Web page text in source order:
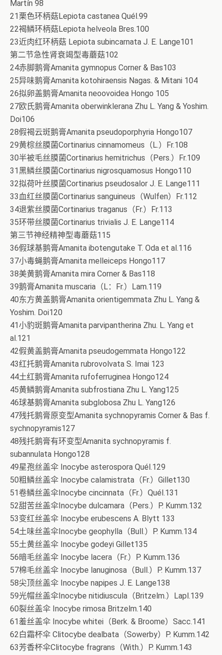
Martín 98
21栗色环柄菇Lepiota castanea Quél.99
22褐鳞环柄菇Lepiota helveola Bres.100
23近肉红环柄菇 Lepiota subincarnata J. E. Lange101
第二节急性肾衰竭型毒蘑菇102
24赤脚鹅膏Amanita gymnopus Corner & Bas103
25异味鹅膏Amanita kotohiraensis Nagas. & Mitani 104
26拟卵盖鹅膏Amanita neoovoidea Hongo 105
27欧氏鹅膏Amanita oberwinklerana Zhu L. Yang & Yoshim.
Doi106
28假褐云斑鹅膏Amanita pseudoporphyria Hongo107
29黄棕丝膜菌Cortinarius cinnamomeus（L.）Fr.108
30半被毛丝膜菌Cortinarius hemitrichus（Pers.）Fr.109
31黑鳞丝膜菌Cortinarius nigrosquamosus Hongo110
32拟荷叶丝膜菌Cortinarius pseudosalor J. E. Lange111
33血红丝膜菌Cortinarius sanguineus（Wulfen）Fr.112
34退紫丝膜菌Cortinarius traganus（Fr.）Fr.113
35环带丝膜菌Cortinarius trivialis J. E. Lange114
第三节神经精神型毒蘑菇115
36假球基鹅膏Amanita ibotengutake T. Oda et al.116
37小毒蝇鹅膏Amanita melleiceps Hongo117
38美黄鹅膏Amanita mira Corner & Bas118
39鹅膏Amanita muscaria（L：Fr.）Lam.119
40东方黄盖鹅膏Amanita orientigemmata Zhu L. Yang &
Yoshim. Doi120
41小豹斑鹅膏Amanita parvipantherina Zhu. L. Yang et
al.121
42假黄盖鹅膏Amanita pseudogemmata Hongo122
43红托鹅膏Amanita rubrovolvata S. Imai 123
44土红鹅膏Amanita rufoferruginea Hongo124
45黄鳞鹅膏Amanita subfrostiana Zhu L. Yang125
46球基鹅膏Amanita subglobosa Zhu L. Yang126
47残托鹅膏原变型Amanita sychnopyramis Corner & Bas f.
sychnopyramis127
48残托鹅膏有环变型Amanita sychnopyramis f.
subannulata Hongo128
49星孢丝盖伞 Inocybe asterospora Quél.129
50粗鳞丝盖伞 Inocybe calamistrata（Fr.）Gillet130
51卷鳞丝盖伞Inocybe cincinnata（Fr.）Quél.131
52甜苦丝盖伞Inocybe dulcamara（Pers.）P. Kumm.132
53变红丝盖伞 Inocybe erubescens A. Blytt 133
54土味丝盖伞Inocybe geophylla（Bull.）P. Kumm.134
55土黄丝盖伞 Inocybe godeyi Gillet135
56暗毛丝盖伞 Inocybe lacera（Fr.）P. Kumm.136
57棉毛丝盖伞 Inocybe lanuginosa（Bull.）P. Kumm.137
58尖顶丝盖伞 Inocybe napipes J. E. Lange138
59光帽丝盖伞Inocybe nitidiuscula（Britzelm.）Lapl.139
60裂丝盖伞 Inocybe rimosa Britzelm.140
61羞丝盖伞 Inocybe whitei（Berk. & Broome）Sacc.141
62白霜杯伞 Clitocybe dealbata（Sowerby）P. Kumm.142
63芳香杯伞Clitocybe fragrans（With.）P. Kumm.143